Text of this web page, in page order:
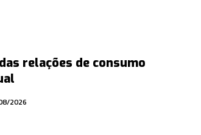
relações de consumo
2026